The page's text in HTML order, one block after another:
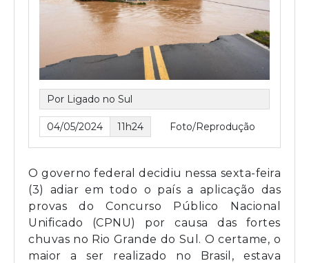
Por Ligado no Sul
04/05/2024 11h24 Foto/Reprodução
O governo federal decidiu nessa sexta-feira
(3) adiar em todo o país a aplicação das
provas do Concurso Público Nacional
Unificado (CPNU) por causa das fortes
chuvas no Rio Grande do Sul. O certame, o
maior a ser realizado no Brasil, estava